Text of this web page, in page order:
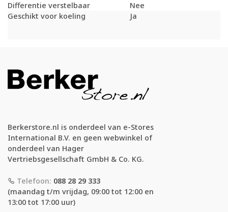
Differentie verstelbaar
Nee
Geschikt voor koeling
Ja
Berkerstore.nl is onderdeel van e-Stores
International B.V. en geen webwinkel of
onderdeel van Hager
Vertriebsgesellschaft GmbH & Co. KG.
Telefoon: 088 28 29 333
(maandag t/m vrijdag, 09:00 tot 12:00 en
13:00 tot 17:00 uur)